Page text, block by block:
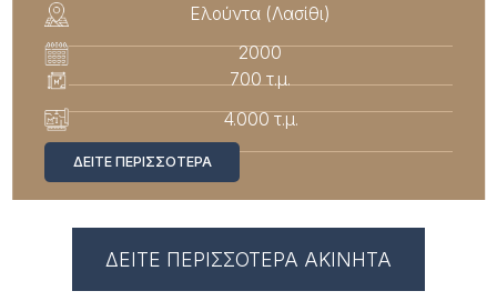
Ελούντα (Λασίθι)
2000
700 τ.μ.
4.000 τ.μ.
ΔΕΊΤΕ ΠΕΡΙΣΣΌΤΕΡΑ
ΔΕΙΤΕ ΠΕΡΙΣΣΟΤΕΡΑ ΑΚΙΝΗΤΑ